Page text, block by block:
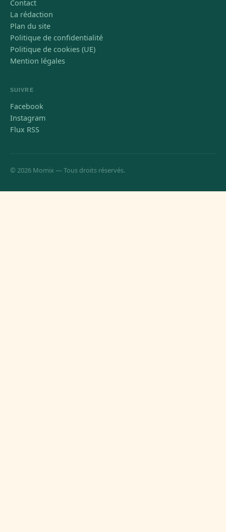
Contact
La rédaction
Plan du site
Politique de confidentialité
Politique de cookies (UE)
Mention légales
SUIVRE
Facebook
Instagram
Flux RSS
© 2026 Momix — Tous droits réservés.